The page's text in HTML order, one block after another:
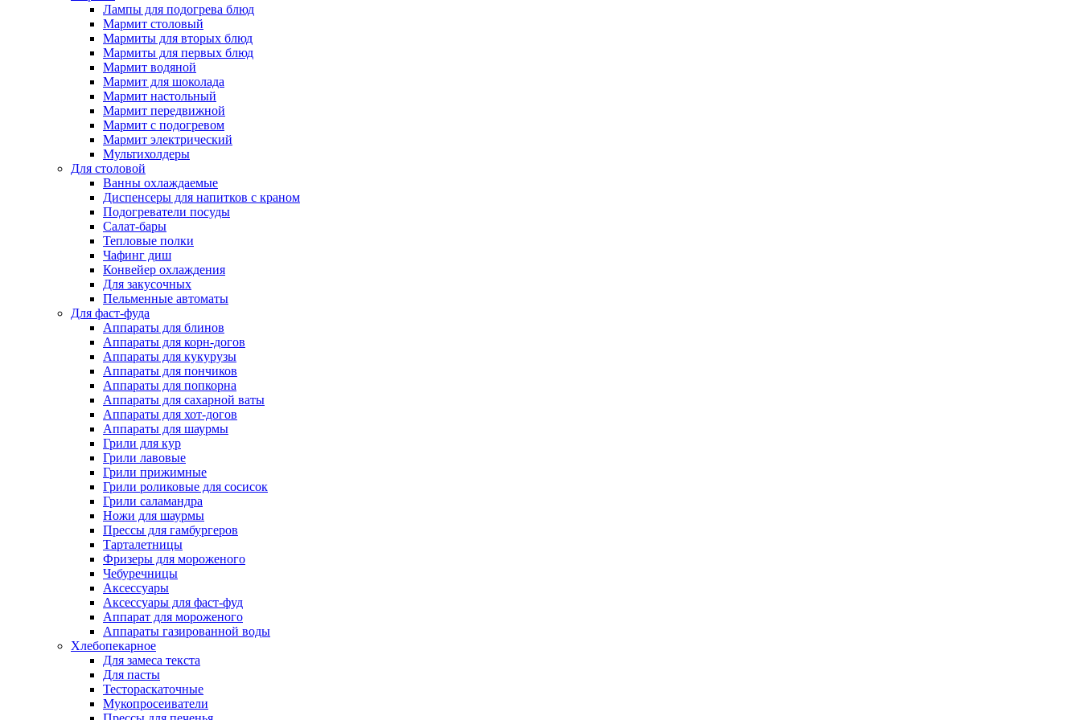
Лампы для подогрева блюд
Мармит столовый
Мармиты для вторых блюд
Мармиты для первых блюд
Мармит водяной
Мармит для шоколада
Мармит настольный
Мармит передвижной
Мармит с подогревом
Мармит электрический
Мультихолдеры
Для столовой
Ванны охлаждаемые
Диспенсеры для напитков с краном
Подогреватели посуды
Салат-бары
Тепловые полки
Чафинг диш
Конвейер охлаждения
Для закусочных
Пельменные автоматы
Для фаст-фуда
Аппараты для блинов
Аппараты для корн-догов
Аппараты для кукурузы
Аппараты для пончиков
Аппараты для попкорна
Аппараты для сахарной ваты
Аппараты для хот-догов
Аппараты для шаурмы
Грили для кур
Грили лавовые
Грили прижимные
Грили роликовые для сосисок
Грили саламандра
Ножи для шаурмы
Прессы для гамбургеров
Тарталетницы
Фризеры для мороженого
Чебуречницы
Аксессуары
Аксессуары для фаст-фуд
Аппарат для мороженого
Аппараты газированной воды
Хлебопекарное
Для замеса текста
Для пасты
Тестораскаточные
Мукопросеиватели